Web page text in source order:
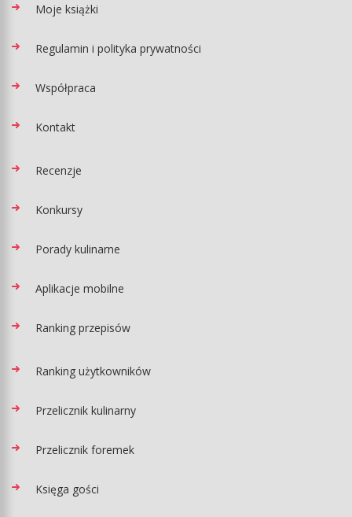
Moje książki
Regulamin i polityka prywatności
Współpraca
Kontakt
Recenzje
Konkursy
Porady kulinarne
Aplikacje mobilne
Ranking przepisów
Ranking użytkowników
Przelicznik kulinarny
Przelicznik foremek
Księga gości